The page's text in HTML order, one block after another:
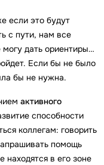
если это будут
с пути, нам все
дать ориентиры…
Если бы не было
бы не нужна.
активного
способности
коллегам: говорить
помощь
находятся в его зоне